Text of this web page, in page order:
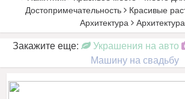
Достопримечательность Красивые
Архитектура Архитектура
Закажите еще: Украшения на авто
Машину на свадьбу